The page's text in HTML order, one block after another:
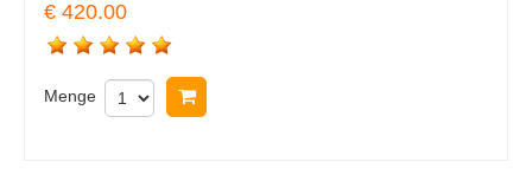
€ 420.00
Menge